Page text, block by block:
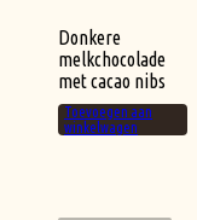
Donkere
melkchocolade
met cacao nibs
Toevoegen aan
winkelwagen